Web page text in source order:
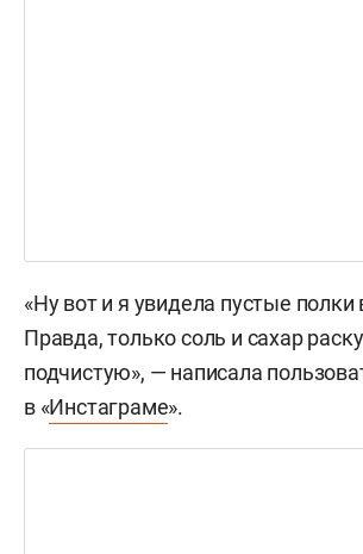
«Ну вот и я увидела пустые полки
Правда, только соль и сахар
подчистую», — написала
в «Инстаграме».